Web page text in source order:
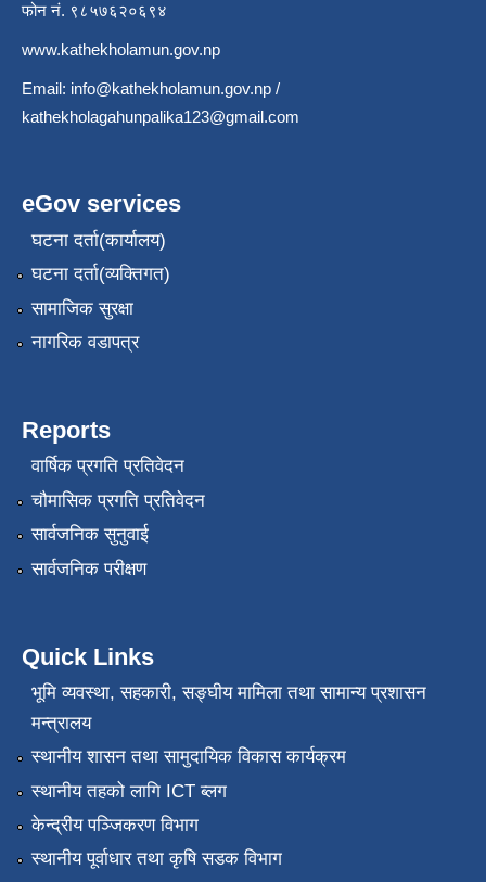
फोन नं. ९८५७६२०६९४
www.kathekholamun.gov.np
Email: info@kathekholamun.gov.np /
kathekholagahunpalika123@gmail.com
eGov services
घटना दर्ता(कार्यालय)
घटना दर्ता(व्यक्तिगत)
सामाजिक सुरक्षा
नागरिक वडापत्र
Reports
वार्षिक प्रगति प्रतिवेदन
चौमासिक प्रगति प्रतिवेदन
सार्वजनिक सुनुवाई
सार्वजनिक परीक्षण
Quick Links
भूमि व्यवस्था, सहकारी, सङ्‍घीय मामिला तथा सामान्य प्रशासन
मन्त्रालय
स्थानीय शासन तथा सामुदायिक विकास कार्यक्रम
स्थानीय तहको लागि ICT ब्लग
केन्द्रीय पञ्जिकरण विभाग
स्थानीय पूर्वाधार तथा कृषि सडक विभाग